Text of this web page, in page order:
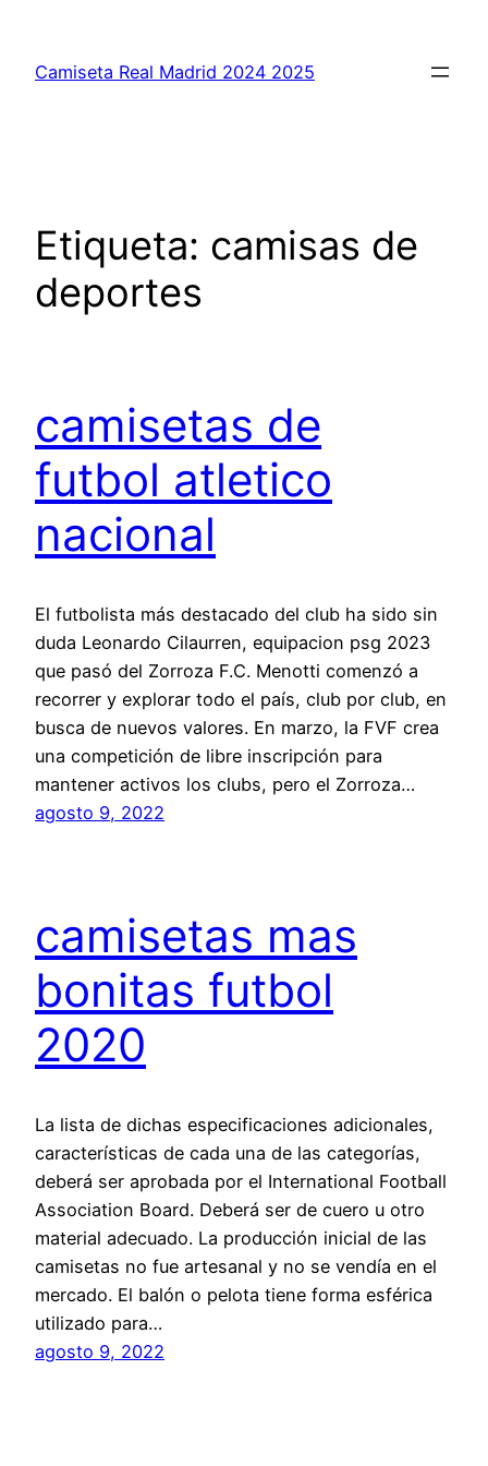
contenido
Camiseta Real Madrid 2024 2025
Etiqueta: camisas de
deportes
camisetas de
futbol atletico
nacional
El futbolista más destacado del club ha sido sin
duda Leonardo Cilaurren, equipacion psg 2023
que pasó del Zorroza F.C. Menotti comenzó a
recorrer y explorar todo el país, club por club, en
busca de nuevos valores. En marzo, la FVF crea
una competición de libre inscripción para
mantener activos los clubs, pero el Zorroza…
agosto 9, 2022
camisetas mas
bonitas futbol
2020
La lista de dichas especificaciones adicionales,
características de cada una de las categorías,
deberá ser aprobada por el International Football
Association Board. Deberá ser de cuero u otro
material adecuado. La producción inicial de las
camisetas no fue artesanal y no se vendía en el
mercado. El balón o pelota tiene forma esférica
utilizado para…
agosto 9, 2022